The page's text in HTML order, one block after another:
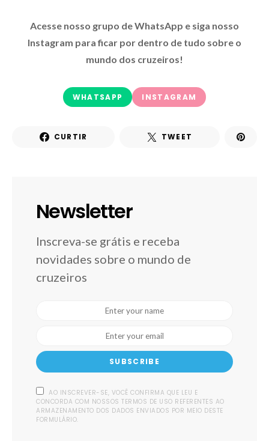
Acesse nosso grupo de WhatsApp e siga nosso
Instagram para ficar por dentro de tudo sobre o
mundo dos cruzeiros!
WHATSAPP INSTAGRAM
CURTIR TWEET
Newsletter
Inscreva-se grátis e receba
novidades sobre o mundo de
cruzeiros
SUBSCRIBE
AO INSCREVER-SE, VOCÊ CONFIRMA QUE LEU E
CONCORDA COM NOSSOS TERMOS DE USO REFERENTES AO
ARMAZENAMENTO DOS DADOS ENVIADOS POR MEIO DESTE
FORMULÁRIO.